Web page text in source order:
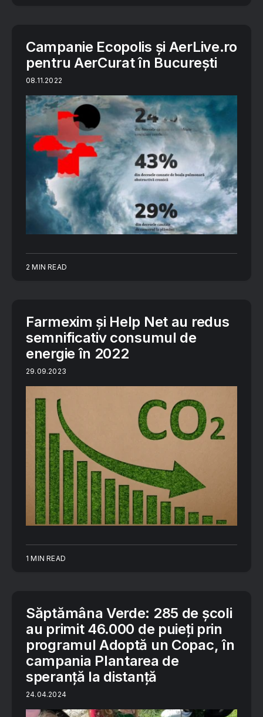
Campanie Ecopolis și AerLive.ro
pentru AerCurat în București
08.11.2022
2 MIN READ
Farmexim și Help Net au redus
semnificativ consumul de
energie în 2022
29.09.2023
1 MIN READ
Săptămâna Verde: 285 de școli
au primit 46.000 de puieți prin
programul Adoptă un Copac, în
campania Plantarea de
speranță la distanță
24.04.2024